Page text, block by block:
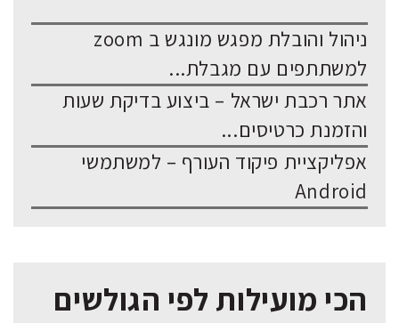
ניהול והובלת מפגש מונגש ב zoom
למשתתפים עם מגבלת...
אתר רכבת ישראל – ביצוע בדיקת שעות
והזמנת כרטיסים...
אפליקציית פיקוד העורף – למשתמשי
Android
הכי מועילות לפי הגולשים